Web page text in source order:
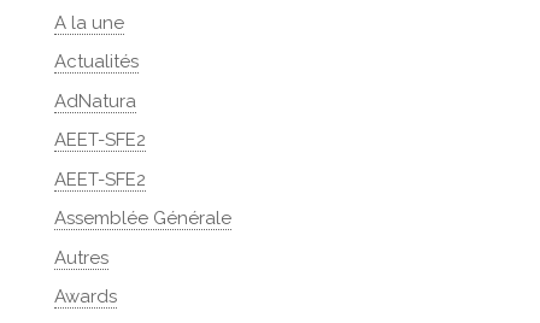
A la une
Actualités
AdNatura
AEET-SFE2
AEET-SFE2
Assemblée Générale
Autres
Awards